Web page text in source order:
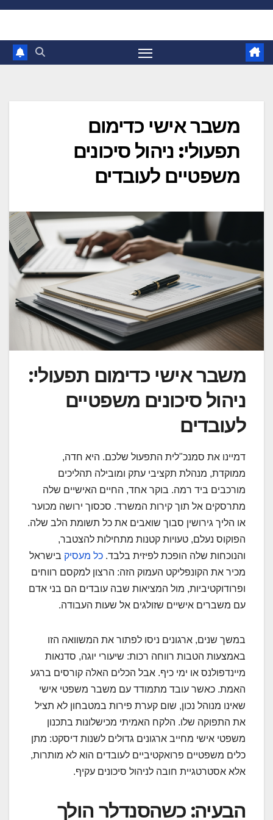
Skip
content
משבר אישי כדימום
תפעולי: ניהול סיכונים
משפטיים לעובדים
משבר אישי כדימום תפעולי:
ניהול סיכונים משפטיים
לעובדים
דמיינו את סמנכ"לית התפעול שלכם. היא חדה,
ממוקדת, מנהלת תקציבי עתק ומובילה תהליכים
מורכבים ביד רמה. בוקר אחד, החיים האישיים שלה
מתרסקים אל תוך קירות המשרד. סכסוך ירושה מכוער
או הליך גירושין סבוך שואבים את כל תשומת הלב שלה.
הפוקוס נעלם, טעויות קטנות מתחילות להצטבר,
והנוכחות שלה הופכת לפיזית בלבד. כל מעסיק בישראל
מכיר את הקונפליקט העמוק הזה: הרצון למקסם רווחים
ופרודוקטיביות, מול המציאות שבה עובדים הם בני אדם
עם משברים אישיים שזולגים אל שעות העבודה.
במשך שנים, ארגונים ניסו לפתור את המשוואה הזו
באמצעות הטבות רווחה רכות: שיעורי יוגה, סדנאות
מיינדפולנס או ימי כיף. אבל הכלים האלה קורסים ברגע
האמת. כאשר עובד מתמודד עם משבר משפטי אישי
שאינו מנוהל נכון, שום קערת פירות במטבחון לא תציל
את התפוקה שלו. הלקח האמיתי מכישלונות בתכנון
משפטי אישי מחייב ארגונים גדולים לשנות דיסקט: מתן
כלים משפטיים פרואקטיביים לעובדים הוא לא מותרות,
אלא אסטרטגיית חובה לניהול סיכונים עקיף.
הבעיה: כשהסנדלר הולך